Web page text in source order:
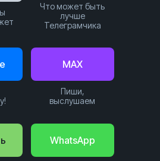
WhatsApp
Что может быть
лучше
Телеграмчика
MAX
Пиши,
выслушаем